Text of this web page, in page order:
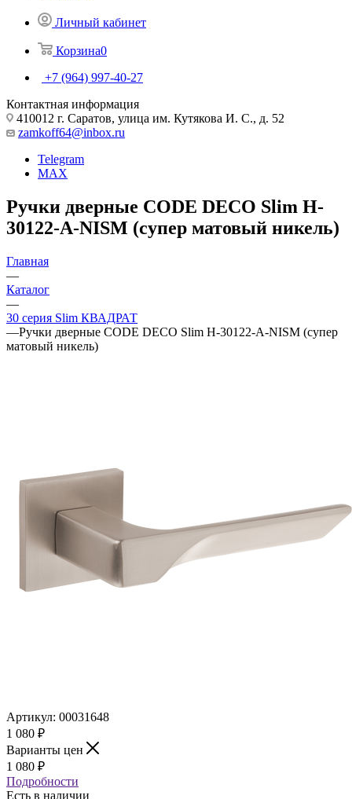
Личный кабинет
Корзина0
+7 (964) 997-40-27
Контактная информация
410012 г. Саратов, улица им. Кутякова И. С., д. 52
zamkoff64@inbox.ru
Telegram
MAX
Ручки дверные CODE DECO Slim H-
30122-A-NISM (супер матовый никель)
Главная
—
Каталог
—
30 серия Slim КВАДРАТ
—Ручки дверные CODE DECO Slim H-30122-A-NISM (супер
матовый никель)
Артикул: 00031648
1 080 ₽
Варианты цен
1 080 ₽
Подробности
Есть в наличии